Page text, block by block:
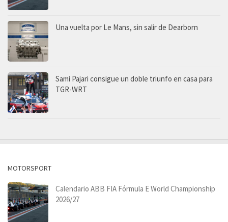
Una vuelta por Le Mans, sin salir de Dearborn
Sami Pajari consigue un doble triunfo en casa para
TGR-WRT
MOTORSPORT
Calendario ABB FIA Fórmula E World Championship
2026/27